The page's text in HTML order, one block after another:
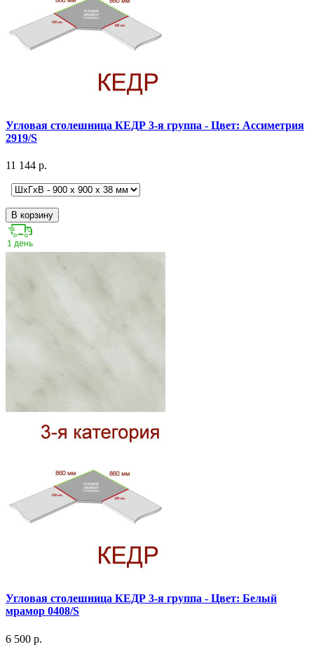
Угловая столешница КЕДР 3-я группа - Цвет: Ассиметрия
2919/S
11 144 р.
В корзину
Угловая столешница КЕДР 3-я группа - Цвет: Белый
мрамор 0408/S
6 500 р.